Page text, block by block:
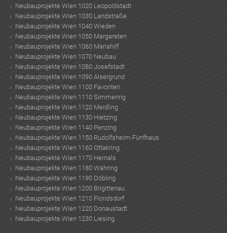
Neubauprojekte Wien 1020 Leopoldstadt
Neubauprojekte Wien 1030 Landstraße
Neubauprojekte Wien 1040 Wieden
Neubauprojekte Wien 1050 Margareten
Neubauprojekte Wien 1060 Mariahilf
Neubauprojekte Wien 1070 Neubau
Neubauprojekte Wien 1080 Josefstadt
Neubauprojekte Wien 1090 Alsergrund
Neubauprojekte Wien 1100 Favoriten
Neubauprojekte Wien 1110 Simmering
Neubauprojekte Wien 1120 Meidling
Neubauprojekte Wien 1130 Hietzing
Neubauprojekte Wien 1140 Penzing
Neubauprojekte Wien 1150 Rudolfsheim-Fünfhaus
Neubauprojekte Wien 1160 Ottakring
Neubauprojekte Wien 1170 Hernals
Neubauprojekte Wien 1180 Währing
Neubauprojekte Wien 1190 Döbling
Neubauprojekte Wien 1200 Brigittenau
Neubauprojekte Wien 1210 Floridsdorf
Neubauprojekte Wien 1220 Donaustadt
Neubauprojekte Wien 1230 Liesing